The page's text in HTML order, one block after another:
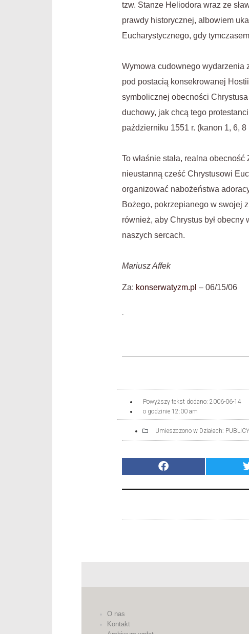
tzw. Stanze Heliodora wraz ze
prawdy historycznej, albowiem
Eucharystycznego, gdy
Wymowa cudownego wydarzenia
pod postacią konsekrowanej
symbolicznej obecności
duchowy, jak chcą tego
październiku 1551 r. (kanon 1, 6, 8
To właśnie stała, realna
nieustanną cześć Chrystusowi
organizować nabożeństwa
Bożego, pokrzepianego w swojej
również, aby Chrystus był
naszych sercach.
Mariusz Affek
Za: konserwatyzm.pl – 06/15/06
.
Powyższy tekst dodano: 2006-06-14
o godzinie 12:00 am
Umieszczono w Działach:
O nas
Kontakt